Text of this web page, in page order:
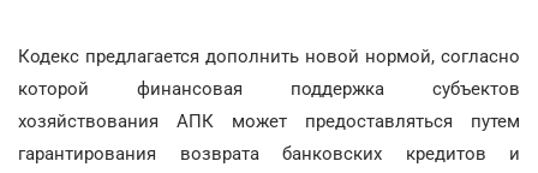
Кодекс предлагается дополнить новой нормой, согласно
которой финансовая поддержка субъектов
хозяйствования АПК может предоставляться путем
гарантирования возврата банковских кредитов и